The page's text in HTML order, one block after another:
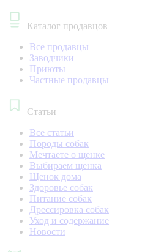
Каталог продавцов
Все продавцы
Заводчики
Приюты
Частные продавцы
Статьи
Все статьи
Породы собак
Мечтаете о щенке
Выбираем щенка
Щенок дома
Здоровье собак
Питание собак
Дрессировка собак
Уход и содержание
Новости